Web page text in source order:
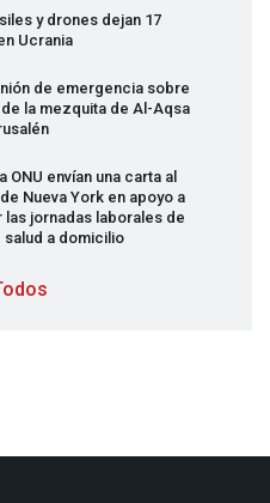
y drones dejan 17
Ucrania
de emergencia sobre
de la mezquita de Al-Aqsa
ONU envían una carta al
Nueva York en apoyo a
las jornadas laborales de
salud a domicilio